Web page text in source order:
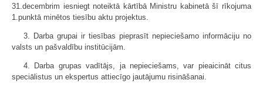
31.decembrim iesniegt noteiktā kārtībā Ministru kabinetā šī rīkojuma
1.punktā minētos tiesību aktu projektus.
3. Darba grupai ir tiesības pieprasīt nepieciešamo informāciju no
valsts un pašvaldību institūcijām.
4. Darba grupas vadītājs, ja nepieciešams, var pieaicināt citus
speciālistus un ekspertus attiecīgo jautājumu risināšanai.